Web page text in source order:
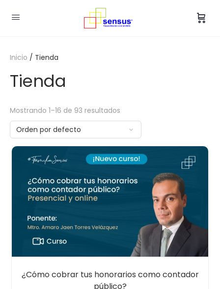
Inicio / Tienda
Tienda
Mostrando 1–16 de 93 resultados
¿Cómo cobrar tus honorarios como contador
público?